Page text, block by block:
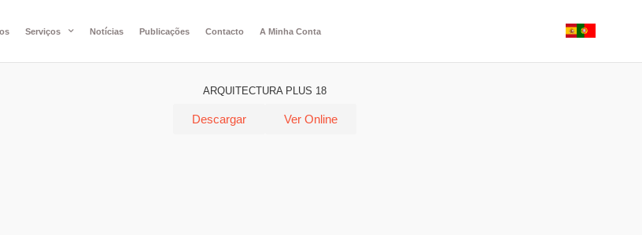
Serviços Notícias Publicações Contacto A Minha Conta
ARQUITECTURA PLUS 18
Descargar Ver Online